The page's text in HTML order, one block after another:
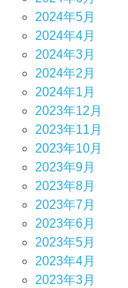
2024年5月
2024年4月
2024年3月
2024年2月
2024年1月
2023年12月
2023年11月
2023年10月
2023年9月
2023年8月
2023年7月
2023年6月
2023年5月
2023年4月
2023年3月